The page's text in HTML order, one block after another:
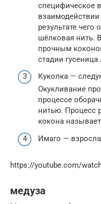
специфическое
взаимодействии
результате чего
шёлковая нить.
прочным
стадии
Куколка —
Окукливание
процессе
нитью. Процесс
кокона
Имаго —
https://youtube.com/
медуза